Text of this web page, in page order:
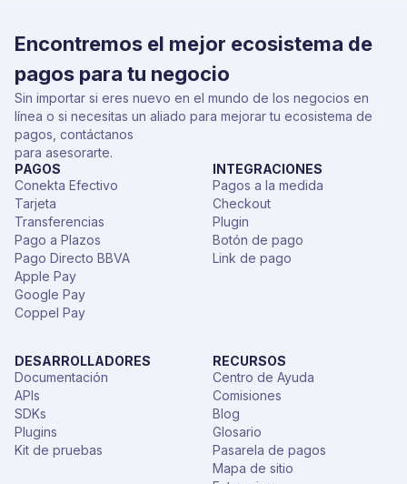
Encontremos el mejor ecosistema de
pagos para tu negocio
Sin importar si eres nuevo en el mundo de los negocios en
línea o si necesitas un aliado para mejorar tu ecosistema de
pagos, contáctanos
para asesorarte.
PAGOS
Conekta Efectivo
Tarjeta
Transferencias
Pago a Plazos
Pago Directo BBVA
Apple Pay
Google Pay
Coppel Pay
INTEGRACIONES
Pagos a la medida
Checkout
Plugin
Botón de pago
Link de pago
DESARROLLADORES
Documentación
APIs
SDKs
Plugins
Kit de pruebas
RECURSOS
Centro de Ayuda
Comisiones
Blog
Glosario
Pasarela de pagos
Mapa de sitio